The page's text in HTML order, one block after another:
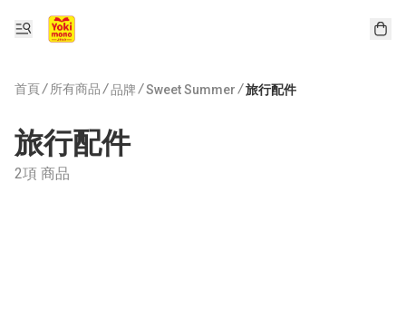
首頁/ 所有商品 /品牌 /Sweet Summer /旅行配件
旅行配件
2項 商品